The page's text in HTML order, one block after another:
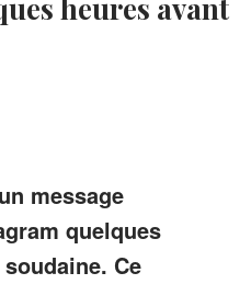
heures avant
message
quelques
Ce